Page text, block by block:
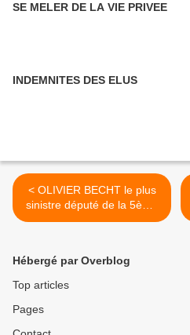
SE MELER DE LA VIE PRIVEE
INDEMNITES DES ELUS
< OLIVIER BECHT le plus
sinistre député de la 5ème
République .
Hébergé par Overblog
Top articles
Pages